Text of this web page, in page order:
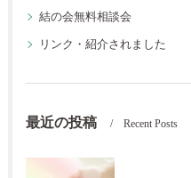
結の会無料相談会
リンク・紹介されました
最近の投稿 Recent Posts